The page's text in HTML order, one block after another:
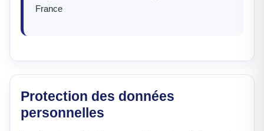
France
Protection des données
personnelles